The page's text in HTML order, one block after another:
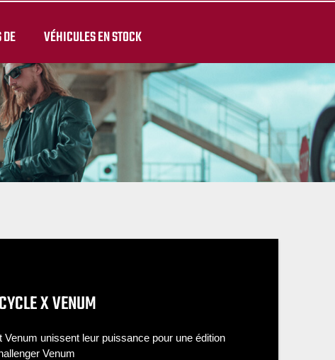
VÉHICULES EN STOCK
X VENUM
Venum unissent leur puissance pour une édition
Venum